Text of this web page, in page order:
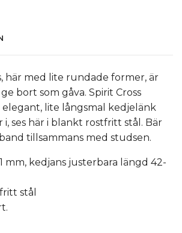
här med lite rundade former, är
bort som gåva. Spirit Cross
elegant, lite långsmal kedjelänk
i, ses här i blankt rostfritt stål. Bär
tillsammans med studsen.
mm, kedjans justerbara längd 42-
stål